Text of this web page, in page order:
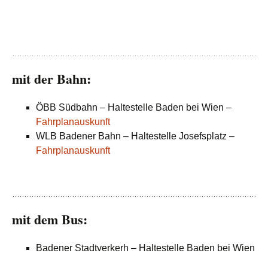
mit der Bahn:
ÖBB Südbahn – Haltestelle Baden bei Wien –
Fahrplanauskunft
WLB Badener Bahn – Haltestelle Josefsplatz –
Fahrplanauskunft
mit dem Bus:
Badener Stadtverkerh – Haltestelle Baden bei Wien